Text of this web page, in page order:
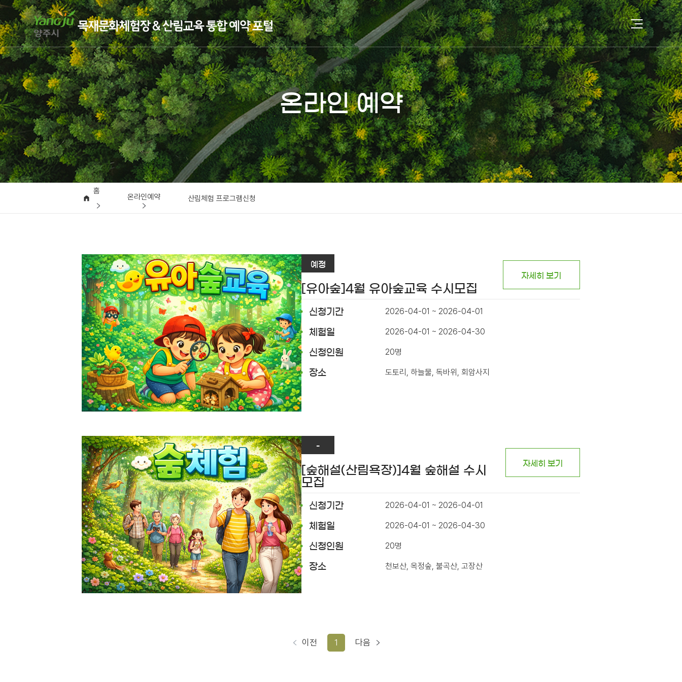
온라인 예약
홈
온라인예약 산림체험 프로그램신청
예정
[유아숲]4월 유아숲교육 수시모집
자세히 보기
신청기간 2026-04-01 ~ 2026-04-01
체험일 2026-04-01 ~ 2026-04-30
신청인원 20명
장소 도토리, 하늘물, 독바위, 회암사지
-
[숲해설(산림욕장)]4월 숲해설 수시
모집
자세히 보기
신청기간 2026-04-01 ~ 2026-04-01
체험일 2026-04-01 ~ 2026-04-30
신청인원 20명
장소 천보산, 옥정숲, 불곡산, 고장산
이전 1 다음